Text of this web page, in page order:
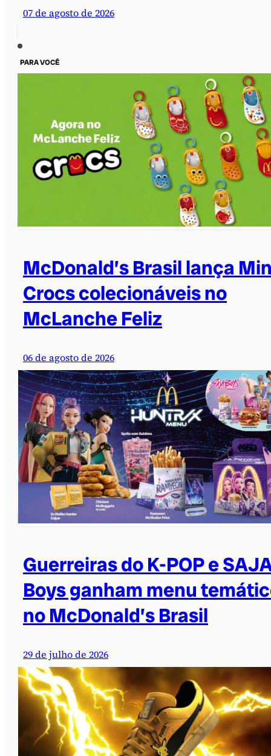
07 de agosto de 2026
PARA VOCÊ
McDonald’s Brasil lança
Crocs colecionáveis no
McLanche Feliz
06 de agosto de 2026
Guerreiras do K-POP e
Boys ganham menu
no McDonald’s Brasil
29 de julho de 2026